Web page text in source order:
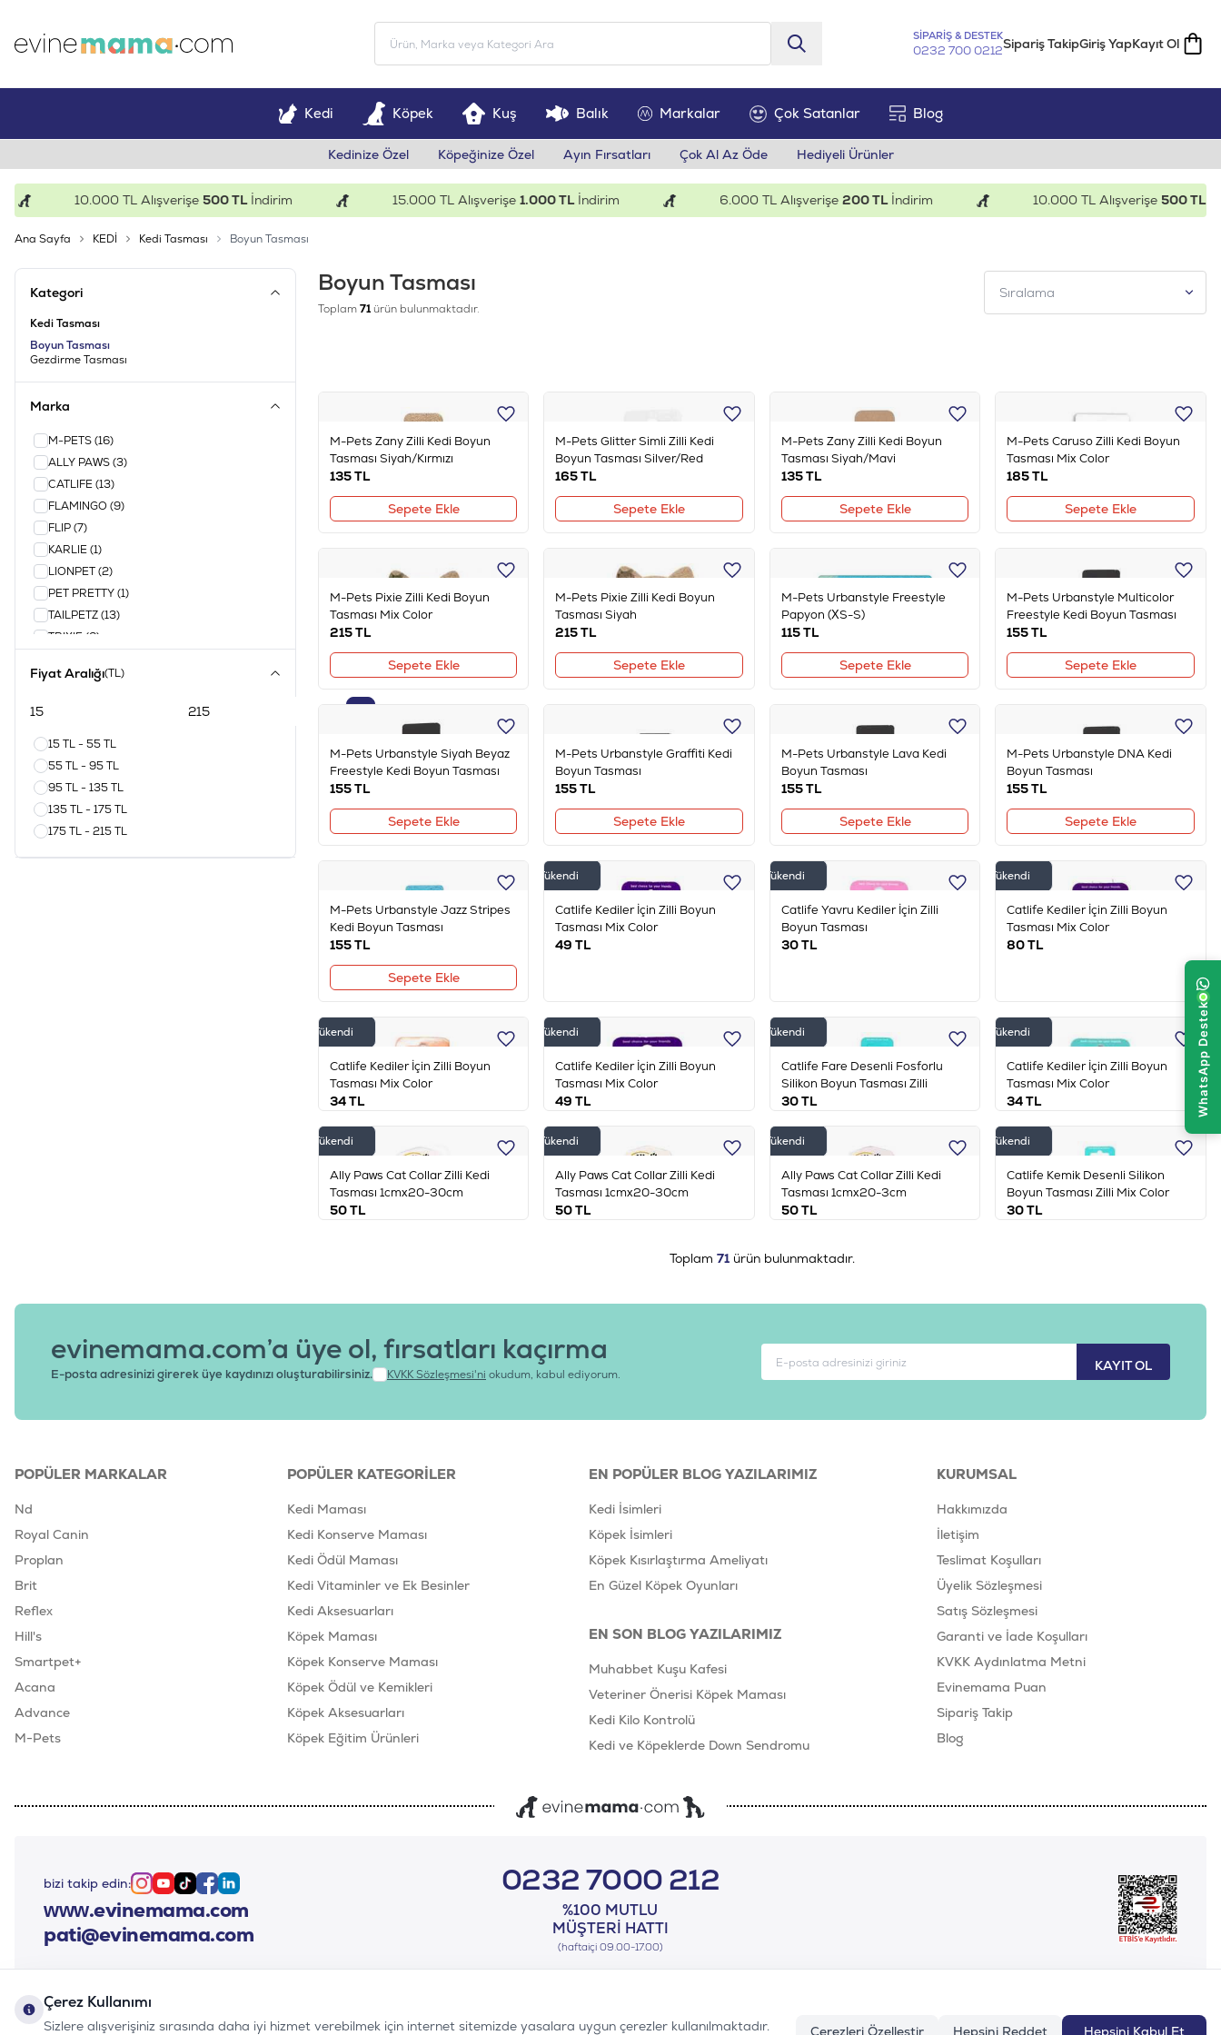
SİPARİŞ & DESTEK
0232 700 0212Sipariş TakipGiriş YapKayıt Ol
Kedi Köpek Kuş Balık Markalar Çok Satanlar Blog
Kedinize Özel Köpeğinize Özel Ayın Fırsatları Çok Al Az Öde Hediyeli Ürünler
10.000 TL Alışverişe500 TLİndirim 15.000 TL Alışverişe1.000 TLİndirim 6.000 TL Alışverişe200 TLİndirim 10.000 TL Alışverişe500 TL
Ana Sayfa KEDİ Kedi Tasması Boyun Tasması
Kategori
Kedi Tasması
Boyun Tasması
Gezdirme Tasması
Marka
M-PETS(16)
ALLY PAWS(3)
CATLIFE(13)
FLAMINGO (9)
FLIP(7)
KARLIE(1)
LIONPET(2)
PET PRETTY(1)
TAILPETZ(13)
TRIXIE (6)
Fiyat Aralığı(TL)
15 TL - 55 TL
55 TL - 95 TL
95 TL - 135 TL
135 TL - 175 TL
175 TL - 215 TL
Boyun Tasması
Toplam71ürün bulunmaktadır.
M-Pets Zany Zilli Kedi Boyun
Tasması Siyah/Kırmızı
135TL
Sepete Ekle
M-Pets Glitter Simli Zilli Kedi
Boyun Tasması Silver/Red
165TL
Sepete Ekle
M-Pets Zany Zilli Kedi Boyun
Tasması Siyah/Mavi
135TL
Sepete Ekle
M-Pets Caruso Zilli Kedi Boyun
Tasması Mix Color
185TL
Sepete Ekle
M-Pets Pixie Zilli Kedi Boyun
Tasması Mix Color
215TL
Sepete Ekle
M-Pets Pixie Zilli Kedi Boyun
Tasması Siyah
215TL
Sepete Ekle
M-Pets Urbanstyle Freestyle
Papyon (XS-S)
115TL
Sepete Ekle
M-Pets Urbanstyle Multicolor
Freestyle Kedi Boyun Tasması
155TL
Sepete Ekle
M-Pets Urbanstyle Siyah Beyaz
Freestyle Kedi Boyun Tasması
155TL
Sepete Ekle
M-Pets Urbanstyle Graffiti Kedi
Boyun Tasması
155TL
Sepete Ekle
M-Pets Urbanstyle Lava Kedi
Boyun Tasması
155TL
Sepete Ekle
M-Pets Urbanstyle DNA Kedi
Boyun Tasması
155TL
Sepete Ekle
M-Pets Urbanstyle Jazz Stripes
Kedi Boyun Tasması
155TL
Sepete Ekle
Tükendi
Catlife Kediler İçin Zilli Boyun
Tasması Mix Color
49 TL
Tükendi
Catlife Yavru Kediler İçin Zilli
Boyun Tasması
30TL
Tükendi
Catlife Kediler İçin Zilli Boyun
Tasması Mix Color
80TL
Tükendi
Catlife Kediler İçin Zilli Boyun
Tasması Mix Color
34TL
Tükendi
Catlife Kediler İçin Zilli Boyun
Tasması Mix Color
49 TL
Tükendi
Catlife Fare Desenli Fosforlu
Silikon Boyun Tasması Zilli
30TL
Tükendi
Catlife Kediler İçin Zilli Boyun
Tasması Mix Color
34TL
Tükendi
Ally Paws Cat Collar Zilli Kedi
Tasması 1cmx20-30cm
50TL
Tükendi
Ally Paws Cat Collar Zilli Kedi
Tasması 1cmx20-30cm
50TL
Tükendi
Ally Paws Cat Collar Zilli Kedi
Tasması 1cmx20-3cm
50TL
Tükendi
Catlife Kemik Desenli Silikon
Boyun Tasması Zilli Mix Color
30TL
Toplam 71ürün bulunmaktadır.
KAYIT OL
evinemama.com’a üye ol, fırsatları kaçırma
E-posta adresinizi girerek üye kaydınızı oluşturabilirsiniz. KVKK Sözleşmesi'ni okudum, kabul ediyorum.
POPÜLER MARKALAR
Nd
Royal Canin
Proplan
Brit
Reflex
Hill's
Smartpet+
Acana
Advance
M-Pets
POPÜLER KATEGORILER
Kedi Maması
Kedi Konserve Maması
Kedi Ödül Maması
Kedi Vitaminler ve Ek Besinler
Kedi Aksesuarları
Köpek Maması
Köpek Konserve Maması
Köpek Ödül ve Kemikleri
Köpek Aksesuarları
Köpek Eğitim Ürünleri
EN POPÜLER BLOG YAZILARIMIZ
Kedi İsimleri
Köpek İsimleri
Köpek Kısırlaştırma Ameliyatı
En Güzel Köpek Oyunları
EN SON BLOG YAZILARIMIZ
Muhabbet Kuşu Kafesi
Veteriner Önerisi Köpek Maması
Kedi Kilo Kontrolü
Kedi ve Köpeklerde Down Sendromu
KURUMSAL
Hakkımızda
İletişim
Teslimat Koşulları
Üyelik Sözleşmesi
Satış Sözleşmesi
Garanti ve İade Koşulları
KVKK Aydınlatma Metni
Evinemama Puan
Sipariş Takip
Blog
bizi takip edin: Instagram
Youtube
TiktokFacebook
Linkedin
www.evinemama.com
pati@evinemama.com
0232 7000 212
%100 MUTLU
MÜŞTERI HATTI
(haftaiçi 09.00-17.00)
Çerez Kullanımı
Sizlere alışverişiniz sırasında daha iyi hizmet verebilmek için internet sitemizde yasalara uygun çerezler kullanılmaktadır. Çerezleri Özelleştir Hepsini Reddet Hepsini Kabul Et